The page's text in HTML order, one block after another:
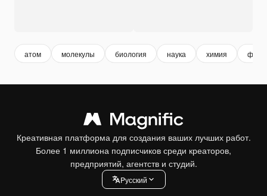
атом молекулы биология наука химия
Креативная платформа для создания ваших лучших работ.
Более 1 миллиона подписчиков среди креаторов,
предприятий, агентств и студий.
Pусский